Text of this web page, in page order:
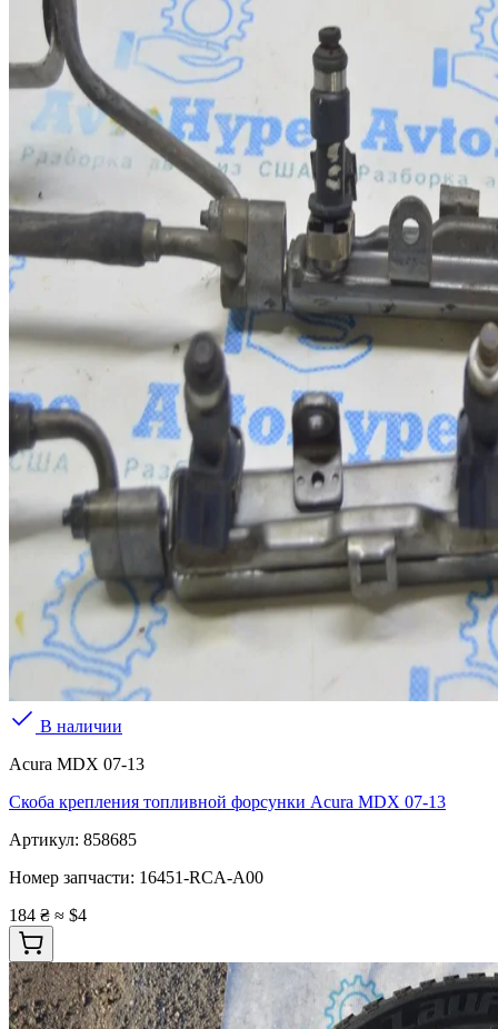
В наличии
Acura MDX 07-13
Скоба крепления топливной форсунки Acura MDX 07-13
Артикул: 858685
Номер запчасти: 16451-RCA-A00
184 ₴ ≈ $4